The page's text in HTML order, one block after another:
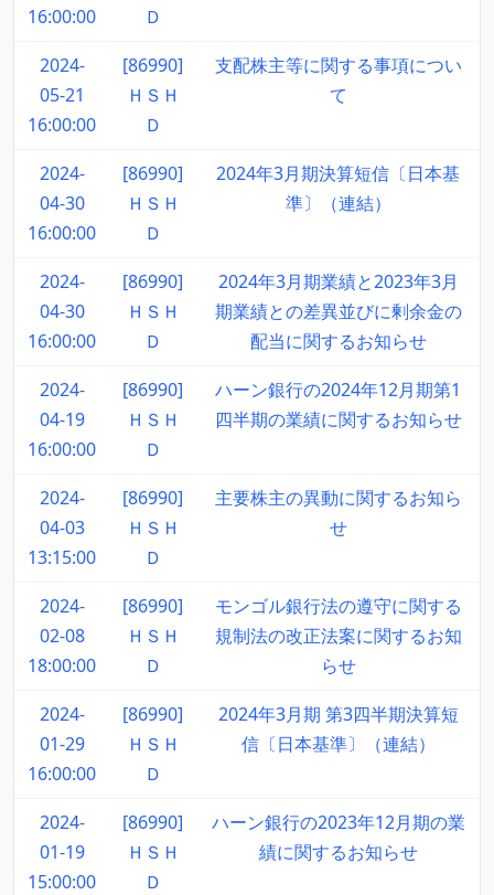
16:00:00
Ｄ
2024-
05-21
16:00:00
[86990]
ＨＳＨ
Ｄ
支配株主等に関する事項につい
て
2024-
04-30
16:00:00
[86990]
ＨＳＨ
Ｄ
2024年3月期決算短信〔日本基
準〕（連結）
2024-
04-30
16:00:00
[86990]
ＨＳＨ
Ｄ
2024年3月期業績と2023年3月
期業績との差異並びに剰余金の
配当に関するお知らせ
2024-
04-19
16:00:00
[86990]
ＨＳＨ
Ｄ
ハーン銀行の2024年12月期第1
四半期の業績に関するお知らせ
2024-
04-03
13:15:00
[86990]
ＨＳＨ
Ｄ
主要株主の異動に関するお知ら
せ
2024-
02-08
18:00:00
[86990]
ＨＳＨ
Ｄ
モンゴル銀行法の遵守に関する
規制法の改正法案に関するお知
らせ
2024-
01-29
16:00:00
[86990]
ＨＳＨ
Ｄ
2024年3月期 第3四半期決算短
信〔日本基準〕（連結）
2024-
01-19
15:00:00
[86990]
ＨＳＨ
Ｄ
ハーン銀行の2023年12月期の業
績に関するお知らせ